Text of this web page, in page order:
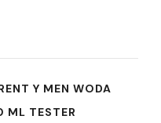
Y MEN WODA
ML TESTER